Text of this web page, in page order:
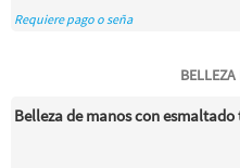
Requiere pago o seña
Belleza de manos con